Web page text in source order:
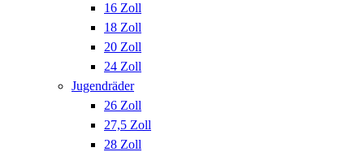
16 Zoll
18 Zoll
20 Zoll
24 Zoll
Jugendräder
26 Zoll
27,5 Zoll
28 Zoll